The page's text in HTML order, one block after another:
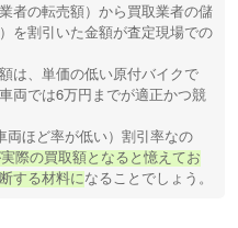
者の転売額）から買取業者の儲
を割引いた金額が査定現場での
は、単価の低い原付バイクで
両では6万円までが適正かつ競
両ほど率が低い）割引率なの
際の買取額となると憶えてお
する材料になることでしょう。